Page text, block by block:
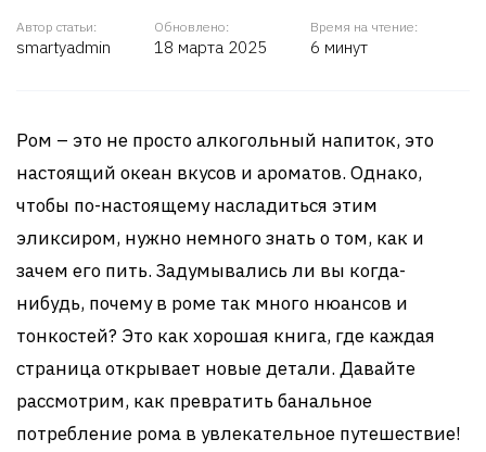
Автор статьи:
smartyadmin
Обновлено:
18 марта 2025
Время на чтение:
6 минут
Ром – это не просто алкогольный напиток, это
настоящий океан вкусов и ароматов. Однако,
чтобы по-настоящему насладиться этим
эликсиром, нужно немного знать о том, как и
зачем его пить. Задумывались ли вы когда-
нибудь, почему в роме так много нюансов и
тонкостей? Это как хорошая книга, где каждая
страница открывает новые детали. Давайте
рассмотрим, как превратить банальное
потребление рома в увлекательное путешествие!